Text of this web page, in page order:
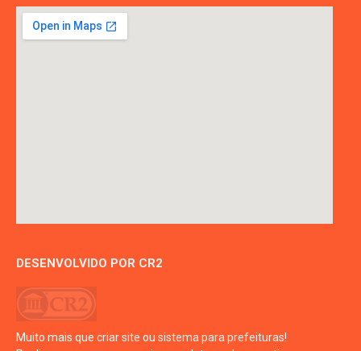
DESENVOLVIDO POR CR2
Muito mais que criar site ou sistema para prefeituras!